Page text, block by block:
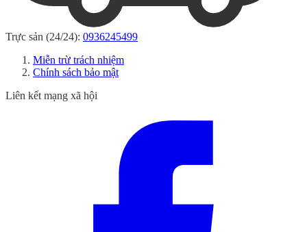
Trực sản (24/24): 0936245499
Miễn trừ trách nhiệm
Chính sách bảo mật
Liên kết mạng xã hội